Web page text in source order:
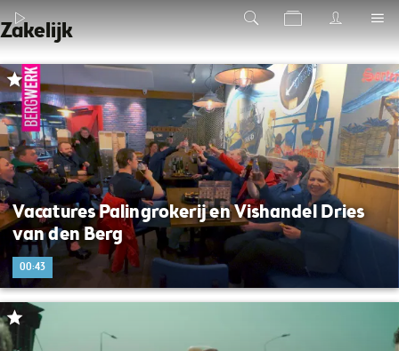
Zakelijk
Vacatures Palingrokerij en Vishandel Dries
van den Berg
00:43